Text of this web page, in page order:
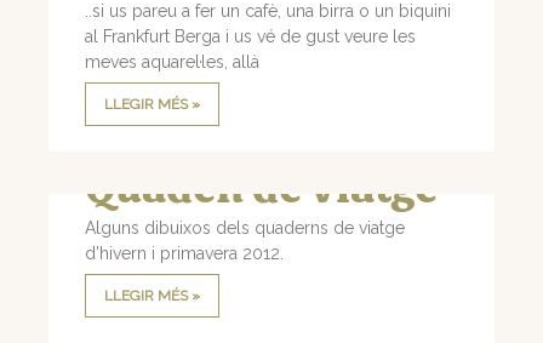
..si us pareu a fer un cafè, una birra o un biquini
al Frankfurt Berga i us vé de gust veure les
meves aquarel·les, allà
LLEGIR MÉS »
Quaden de viatge
Alguns dibuixos dels quaderns de viatge
d’hivern i primavera 2012.
LLEGIR MÉS »